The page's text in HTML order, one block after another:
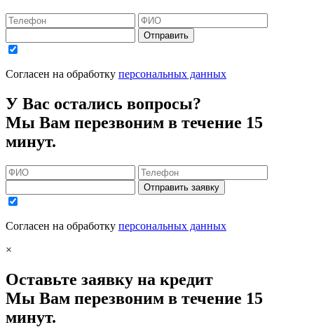
Отправить
Согласен на обработку персональных данных
У Вас остались вопросы?
Мы Вам перезвоним в течение 15
минут.
Отправить заявку
Согласен на обработку персональных данных
×
Оставьте заявку на кредит
Мы Вам перезвоним в течение 15
минут.